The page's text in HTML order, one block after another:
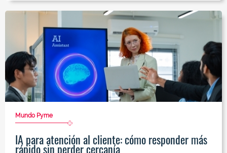
Mundo Pyme
IA para atención al cliente: cómo responder más
rápido sin perder cercanía